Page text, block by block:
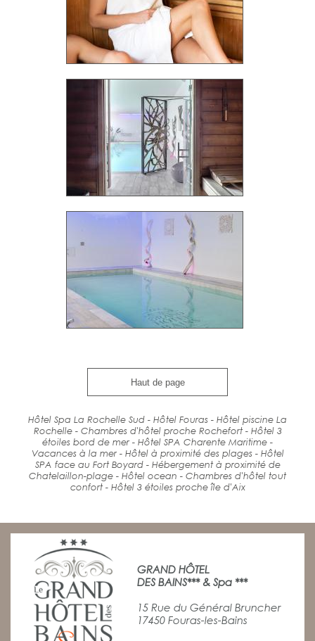
Haut de page
Hôtel Spa La Rochelle Sud - Hôtel Fouras - Hôtel piscine La
Rochelle - Chambres d'hôtel proche Rochefort - Hôtel 3
étoiles bord de mer - Hôtel SPA Charente Maritime -
Vacances à la mer - Hôtel à proximité des plages - Hôtel
SPA face au Fort Boyard - Hébergement à proximité de
Chatelaillon-plage - Hôtel ocean - Chambres d'hôtel tout
confort - Hôtel 3 étoiles proche île d'Aix
GRAND HÔTEL
DES BAINS*** & Spa ***
15 Rue du Général Bruncher
17450 Fouras-les-Bains